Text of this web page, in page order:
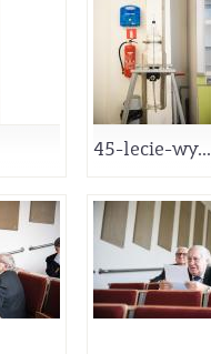
45-lecie-wy...